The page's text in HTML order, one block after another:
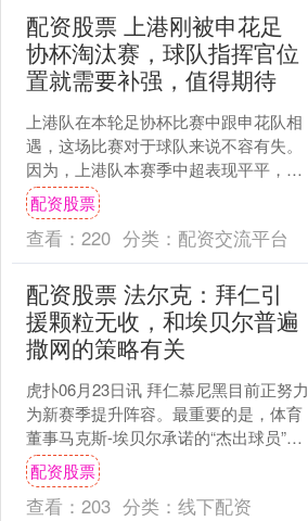
配资股票 上港刚被申花足
协杯淘汰赛，球队指挥官位
置就需要补强，值得期待
上港队在本轮足协杯比赛中跟申花队相
遇，这场比赛对于球队来说不容有失。
因为，上港队本赛季中超表现平平，没
有拿到预期的好成绩。所以在这种情况
下，上港队就必须在足协杯....
配资股票
查看： 220 分类： 配资交流平台
配资股票 法尔克：拜仁引
援颗粒无收，和埃贝尔普遍
撒网的策略有关
虎扑06月23日讯 拜仁慕尼黑目前正努力
为新赛季提升阵容。最重要的是，体育
董事马克斯-埃贝尔承诺的“杰出球员”至
今仍未找到。据媒体报道，这或许也与
球队高层的行事....
配资股票
查看： 203 分类： 线下配资